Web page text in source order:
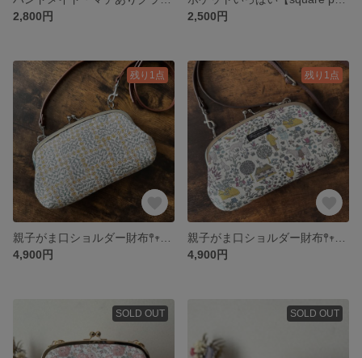
2,800円
2,500円
残り1点
4,900円
残り1点
4,900円
SOLD OUT SOLD OUT